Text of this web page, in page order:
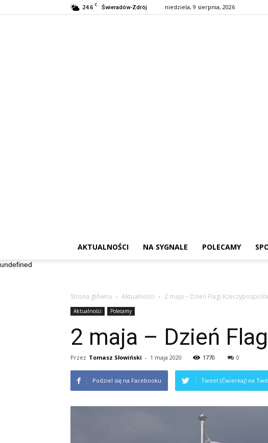
24.6 C Świeradów-Zdrój niedziela, 9 sierpnia, 2026
AKTUALNOŚCI NA SYGNALE POLECAMY
undefined
Strona główna Aktualności 2 maja – Dzień Flagi
Aktualności Polecamy
2 maja – Dzień
Przez Tomasz Słowiński - 1 maja 2020 1770 0
Podziel się na Facebooku Tweet (Ćwierkaj) na